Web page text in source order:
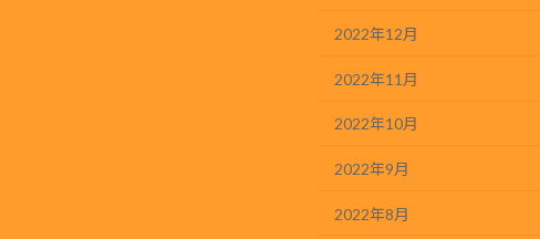
2022年12月
2022年11月
2022年10月
2022年9月
2022年8月